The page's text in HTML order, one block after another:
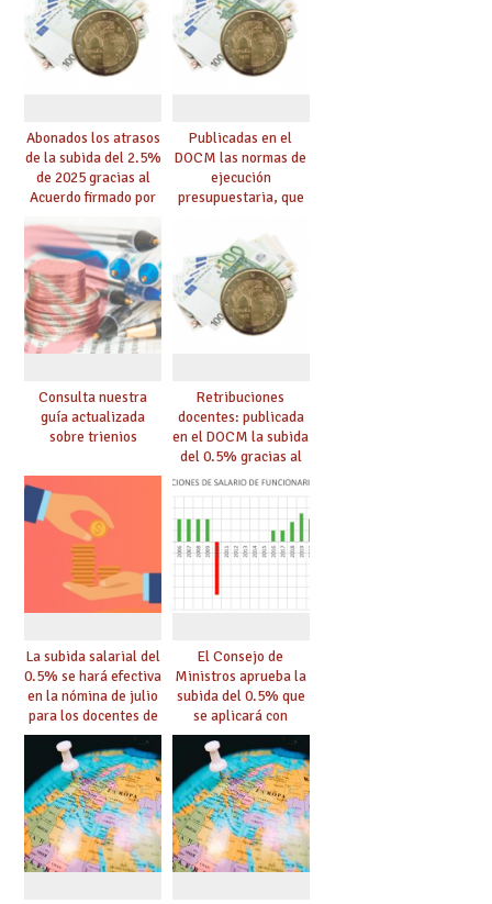
Abonados los atrasos
de la subida del 2.5%
de 2025 gracias al
Acuerdo firmado por
actualiza un 4.04%.
Publicadas en el
DOCM las normas de
ejecución
presupuestaria, que
retribuciones
incrementadas en un
4.04%
Consulta nuestra
guía actualizada
sobre trienios
Retribuciones
docentes: publicada
en el DOCM la subida
del 0.5% gracias al
acuerdo firmado por
UGT. Consulta el
cuadro actualizado.
La subida salarial del
0.5% se hará efectiva
en la nómina de julio
para los docentes de
C-LM
El Consejo de
Ministros aprueba la
subida del 0.5% que
se aplicará con
efectos desde el 1 de
enero de 2024